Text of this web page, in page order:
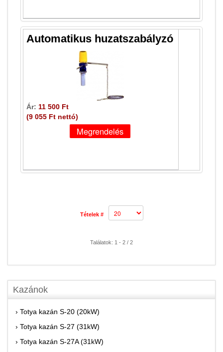
Automatikus huzatszabályzó
Ár: 11 500 Ft
(9 055 Ft nettó)
Tételek #
Találatok: 1 - 2 / 2
Kazánok
› Totya kazán S-20 (20kW)
› Totya kazán S-27 (31kW)
› Totya kazán S-27A (31kW)